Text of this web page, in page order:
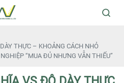
THỰC – KHOẢNG CÁCH NHỎ
“MUA ĐỦ NHƯNG VẪN THIẾU”